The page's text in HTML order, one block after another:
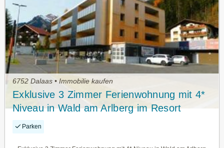
6752 Dalaas • Immobilie kaufen
Exklusive 3 Zimmer Ferienwohnung mit 4*
Niveau in Wald am Arlberg im Resort
Zapfig-Living! 2.OG Top2
Parken